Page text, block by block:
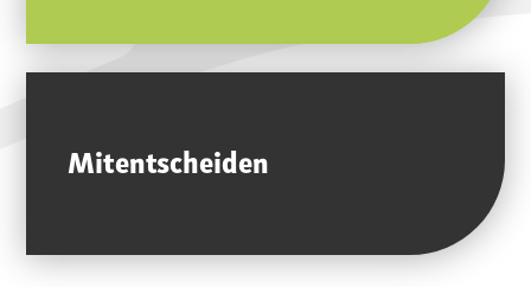
Mitentscheiden